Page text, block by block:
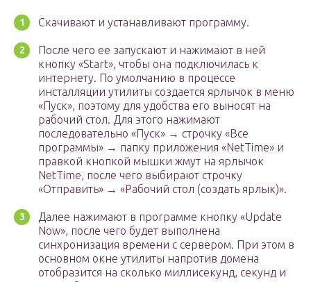
Скачивают и устанавливают программу.
После чего ее запускают и нажимают в ней
кнопку «Start», чтобы она подключилась к
интернету. По умолчанию в процессе
инсталляции утилиты создается ярлычок в меню
«Пуск», поэтому для удобства его выносят на
рабочий стол. Для этого нажимают
последовательно «Пуск» → строчку «Все
программы» → папку приложения «NetTime» и
правкой кнопкой мышки жмут на ярлычок
NetTime, после чего выбирают строчку
«Отправить» → «Рабочий стол (создать ярлык)».
Далее нажимают в программе кнопку «Update
Now», после чего будет выполнена
синхронизация времени с сервером. При этом в
основном окне утилиты напротив домена
отобразится на сколько миллисекунд, секунд и